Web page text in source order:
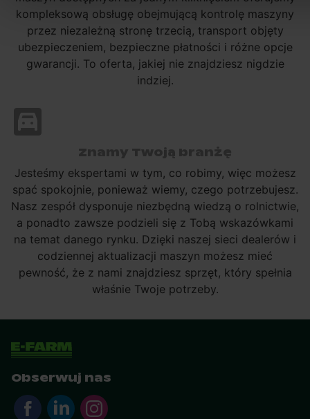
kompleksową obsługę obejmującą kontrolę maszyny
przez niezależną stronę trzecią, transport objęty
ubezpieczeniem, bezpieczne płatności i różne opcje
gwarancji. To oferta, jakiej nie znajdziesz nigdzie
indziej.
Znamy Twoją branżę
Jesteśmy ekspertami w tym, co robimy, więc możesz
spać spokojnie, ponieważ wiemy, czego potrzebujesz.
Nasz zespół dysponuje niezbędną wiedzą o rolnictwie,
a ponadto zawsze podzieli się z Tobą wskazówkami
na temat danego rynku. Dzięki naszej sieci dealerów i
codziennej aktualizacji maszyn możesz mieć
pewność, że z nami znajdziesz sprzęt, który spełnia
właśnie Twoje potrzeby.
Obserwuj nas